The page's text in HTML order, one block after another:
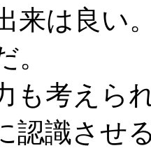
来は良い
。
も考えら
認識させ